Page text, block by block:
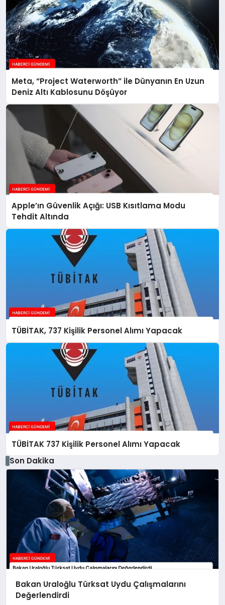
Meta, “Project Waterworth” ile Dünyanın En Uzun
Deniz Altı Kablosunu Döşüyor
Apple’ın Güvenlik Açığı: USB Kısıtlama Modu
Tehdit Altında
TÜBİTAK, 737 Kişilik Personel Alımı Yapacak
TÜBİTAK 737 Kişilik Personel Alımı Yapacak
Son Dakika
Bakan Uraloğlu Türksat Uydu Çalışmalarını
Değerlendirdi